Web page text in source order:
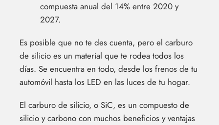
compuesta anual del 14% entre 2020 y
2027.
Es posible que no te des cuenta, pero el carburo
de silicio es un material que te rodea todos los
días. Se encuentra en todo, desde los frenos de tu
automóvil hasta los LED en las luces de tu hogar.
El carburo de silicio, o SiC, es un compuesto de
silicio y carbono con muchos beneficios y ventajas